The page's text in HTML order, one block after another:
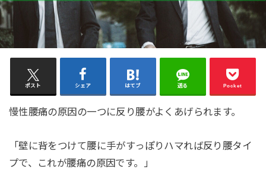
ポスト シェア はてブ 送る Pocket
慢性腰痛の原因の一つに反り腰がよくあげられます。
「壁に背をつけて腰に手がすっぽりハマれば反り腰タイ
プで、これが腰痛の原因です。」